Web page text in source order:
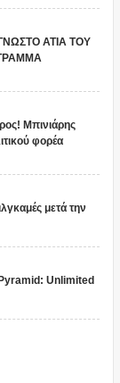
ΑΤΙΑ ΤΟΥ
Μπινιάρης
φορέα
μετά την
Unlimited